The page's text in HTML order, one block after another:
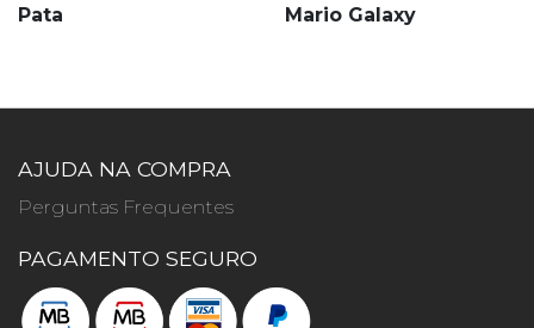
Pata
Mario Galaxy
AJUDA NA COMPRA
Perguntas Frequentes
PAGAMENTO SEGURO